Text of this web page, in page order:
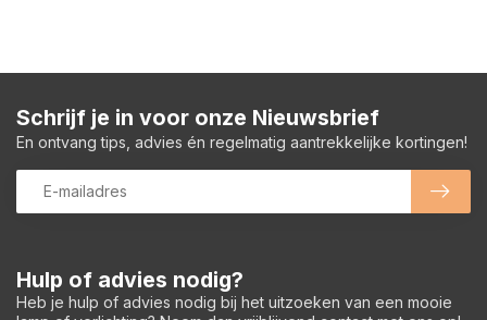
Hulp of advies nodig?
Heb je hulp of advies nodig bij het uitzoeken van een mooie
Schrijf je in voor onze Nieuwsbrief
En ontvang tips, advies én regelmatig aantrekkelijke kortingen!